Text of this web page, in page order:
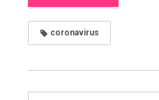
coronavirus